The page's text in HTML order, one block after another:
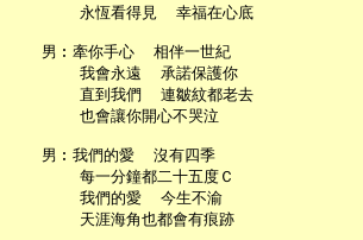
       永恆看得見  幸福在心底
   男︰牽你手心  相伴一世紀
       我會永遠  承諾保護你
       直到我們  連皺紋都老去
       也會讓你開心不哭泣
   男︰我們的愛  沒有四季
       每一分鐘都二十五度Ｃ
       我們的愛  今生不渝
       天涯海角也都會有痕跡